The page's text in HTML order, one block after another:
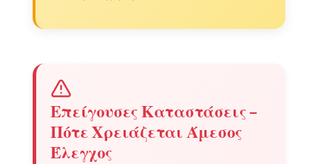
Επείγουσες Καταστάσεις –
Πότε Χρειάζεται Άμεσος
Έλεγχος